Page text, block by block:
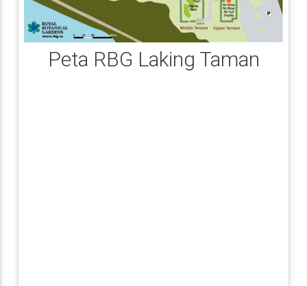
Peta RBG Laking Taman